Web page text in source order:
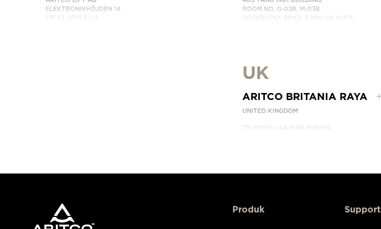
ELEKTRONIKHÖJDEN 14
175 43 JÄRFÄLLA
ROOM NO. G-02B, M-03B
DEBARATNA ROAD, BANG NA NUEA,
UK
ARITCO BRITANIA RAYA
UNITED KINGDOM
TELEPON: +44 1604 808809
Produk Support